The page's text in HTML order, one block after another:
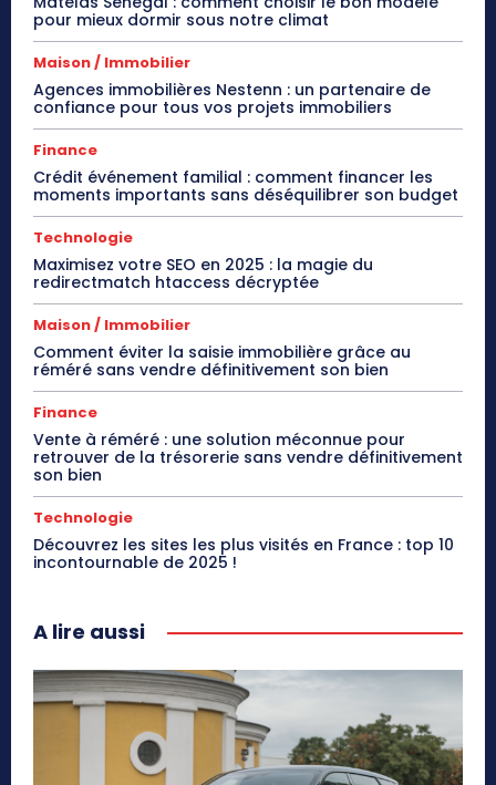
pour mieux dormir sous notre climat
Maison / Immobilier
Agences immobilières Nestenn : un partenaire de
confiance pour tous vos projets immobiliers
Finance
Crédit événement familial : comment financer les
moments importants sans déséquilibrer son budget
Technologie
Maximisez votre SEO en 2025 : la magie du
redirectmatch htaccess décryptée
Maison / Immobilier
Comment éviter la saisie immobilière grâce au
réméré sans vendre définitivement son bien
Finance
Vente à réméré : une solution méconnue pour
retrouver de la trésorerie sans vendre définitivement
son bien
Technologie
Découvrez les sites les plus visités en France : top 10
incontournable de 2025 !
A lire aussi